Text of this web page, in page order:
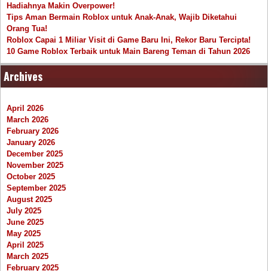
Hadiahnya Makin Overpower!
Tips Aman Bermain Roblox untuk Anak-Anak, Wajib Diketahui
Orang Tua!
Roblox Capai 1 Miliar Visit di Game Baru Ini, Rekor Baru Tercipta!
10 Game Roblox Terbaik untuk Main Bareng Teman di Tahun 2026
Archives
April 2026
March 2026
February 2026
January 2026
December 2025
November 2025
October 2025
September 2025
August 2025
July 2025
June 2025
May 2025
April 2025
March 2025
February 2025